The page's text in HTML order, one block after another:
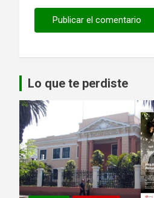
Lo que te perdiste